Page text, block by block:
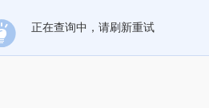
正在查询中，请刷新重试